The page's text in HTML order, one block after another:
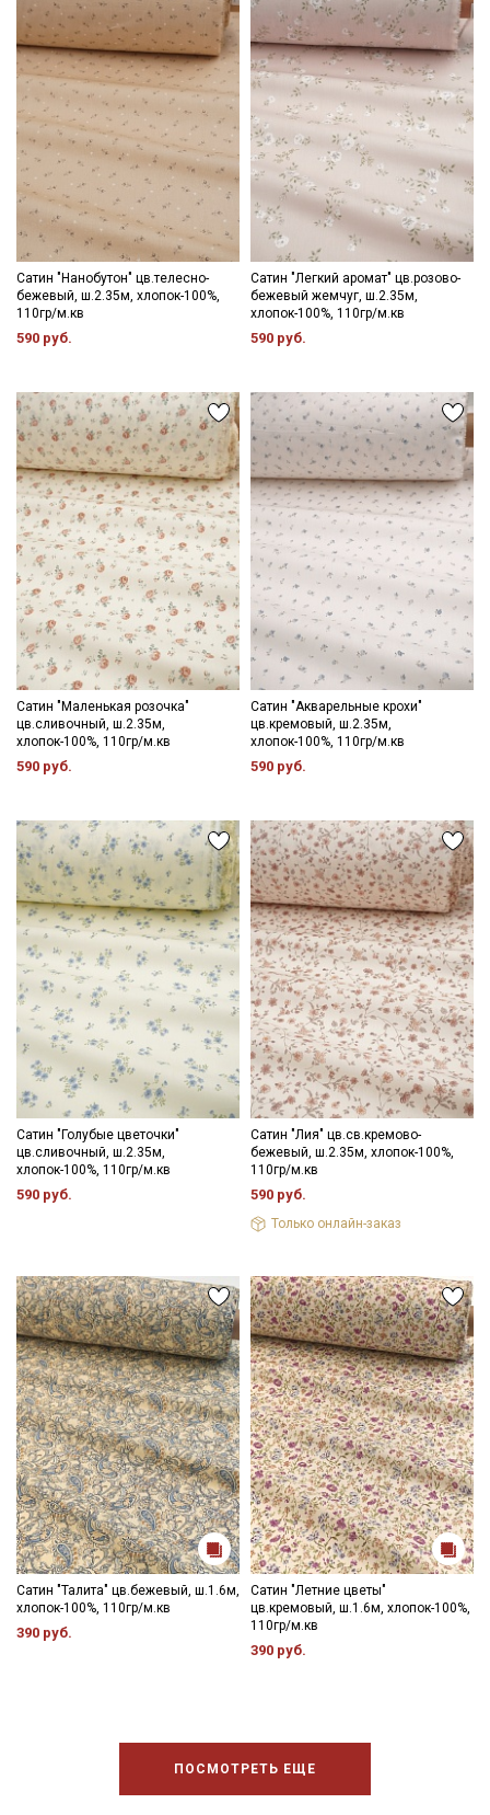
цвета ткани в зависимости от настроек вашего монитора и в
зависимости от партии.
Сатин "Нанобутон" цв.телесно-
бежевый, ш.2.35м, хлопок-100%,
110гр/м.кв
590 руб.
Сатин "Легкий аромат" цв.розово-
бежевый жемчуг, ш.2.35м,
хлопок-100%, 110гр/м.кв
590 руб.
Сатин "Маленькая розочка"
цв.сливочный, ш.2.35м,
хлопок-100%, 110гр/м.кв
590 руб.
Сатин "Акварельные крохи"
цв.кремовый, ш.2.35м,
хлопок-100%, 110гр/м.кв
590 руб.
Сатин "Голубые цветочки"
цв.сливочный, ш.2.35м,
хлопок-100%, 110гр/м.кв
590 руб.
Сатин "Лия" цв.св.кремово-
бежевый, ш.2.35м, хлопок-100%,
110гр/м.кв
590 руб.
Только онлайн-заказ
Сатин "Талита" цв.бежевый, ш.1.6м,
хлопок-100%, 110гр/м.кв
390 руб.
Сатин "Летние цветы"
цв.кремовый, ш.1.6м, хлопок-100%,
110гр/м.кв
390 руб.
ПОСМОТРЕТЬ ЕЩЕ
Секретная рассылка от Купава
Мы публикуем здесь дополнительные
промокоды и скидки до 30% на узкие
категории тканей
Электронная почта
Подписаться
Ознакомлен(а) сПолитикой обработки персональных
данныхи даюСогласие на обработку персональных
данных
ДаюСогласие на получение рекламных и
информационных рассылок